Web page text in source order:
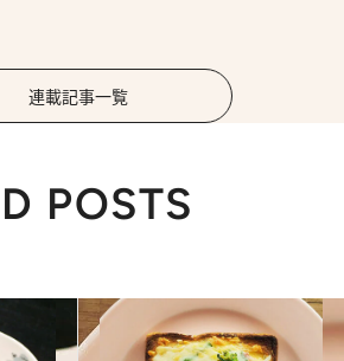
連載記事一覧
POSTS